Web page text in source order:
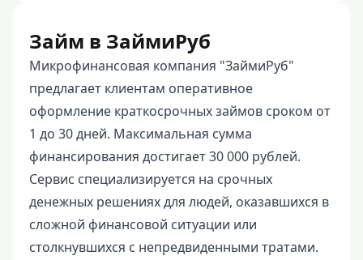
Займ в ЗаймиРуб
Микрофинансовая компания "ЗаймиРуб"
предлагает клиентам оперативное
оформление краткосрочных займов сроком от
1 до 30 дней. Максимальная сумма
финансирования достигает 30 000 рублей.
Сервис специализируется на срочных
денежных решениях для людей, оказавшихся в
сложной финансовой ситуации или
столкнувшихся с непредвиденными тратами.